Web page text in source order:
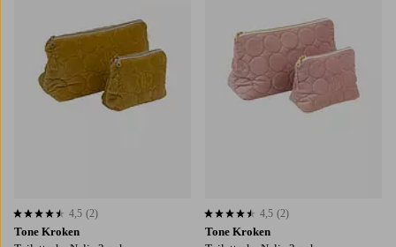
Tone Kroken
4,5 baseret på 2 bedømmelser
4,5 (2)
Tone Kroken
4,5 baseret på 2 bedømmelser
4,5 (2)